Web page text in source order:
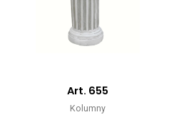
Art. 655
Kolumny